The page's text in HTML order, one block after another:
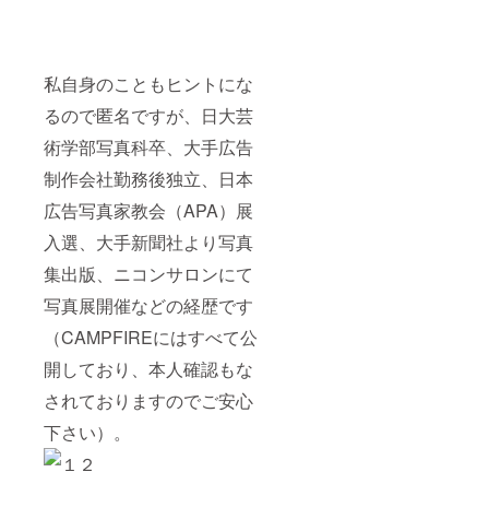
私自身のこともヒントにな
るので匿名ですが、日大芸
術学部写真科卒、大手広告
制作会社勤務後独立、日本
広告写真家教会（APA）展
入選、大手新聞社より写真
集出版、ニコンサロンにて
写真展開催などの経歴です
（CAMPFIREにはすべて公
開しており、本人確認もな
されておりますのでご安心
下さい）。